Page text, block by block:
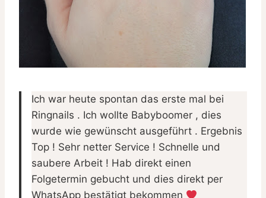
Ich war heute spontan das erste mal bei
Ringnails . Ich wollte Babyboomer , dies
wurde wie gewünscht ausgeführt . Ergebnis
Top ! Sehr netter Service ! Schnelle und
saubere Arbeit ! Hab direkt einen
Folgetermin gebucht und dies direkt per
WhatsApp bestätigt bekommen